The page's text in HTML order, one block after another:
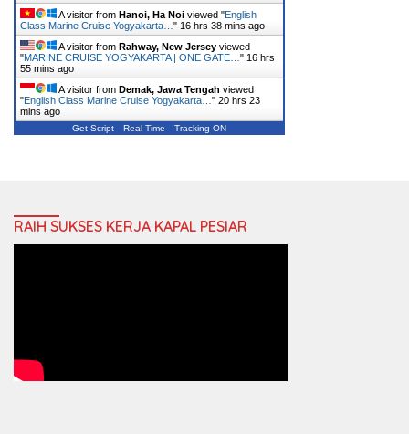
A visitor from Hanoi, Ha Noi viewed "English
Class Marine Cruise Yogyakarta… " 16 hrs 38 mins ago
A visitor from Rahway, New Jersey viewed
"MARINE CRUISE YOGYAKARTA | ONE GATE… " 16 hrs
55 mins ago
A visitor from Demak, Jawa Tengah viewed
"English Class Marine Cruise Yogyakarta… " 20 hrs 23
mins ago
Get Script Real Time Tracking ON
RAIH SUKSES KERJA KAPAL PESIAR